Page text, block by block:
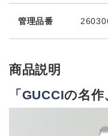
管理品番
商品説明
「 GUCCIの名作